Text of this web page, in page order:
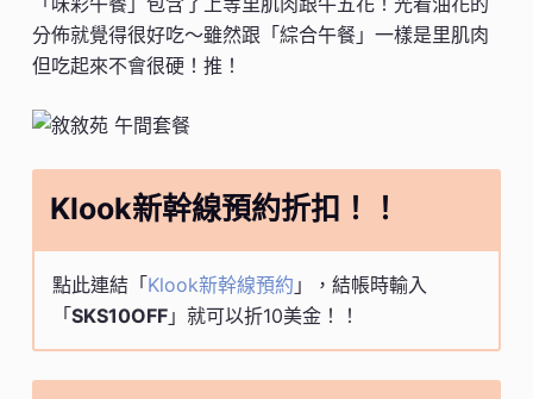
分佈就覺得很好吃～雖然跟「綜合午餐」一樣是里肌肉
但吃起來不會很硬！推！
Klook新幹線預約折扣！！
點此連結「Klook新幹線預約 」，結帳時輸入
「SKS10OFF」就可以折10美金！！